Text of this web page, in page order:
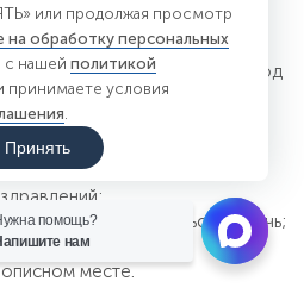
от 30 человек и до
для проведения праздника под
и разнообразное меню;
торжественной части;
площадок для проведения
можно остаться на ночь;
рассвет в очень
месте.
или продолжая просмотр
на обработку персональных
с нашей политикой
принимаете условия
Принять
помощь?
нам